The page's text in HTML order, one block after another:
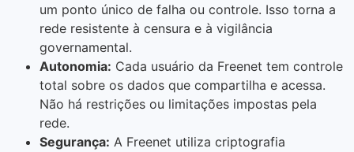
um ponto único de falha ou controle. Isso torna a
rede resistente à censura e à vigilância
governamental.
Autonomia: Cada usuário da Freenet tem controle
total sobre os dados que compartilha e acessa.
Não há restrições ou limitações impostas pela
rede.
Segurança: A Freenet utiliza criptografia